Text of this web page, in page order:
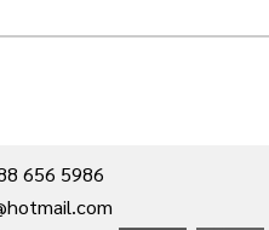
656 5986